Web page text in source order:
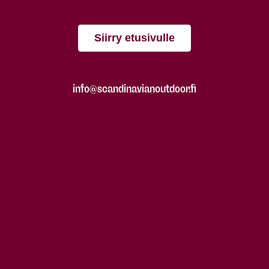
Siirry etusivulle
info@scandinavianoutdoor.fi